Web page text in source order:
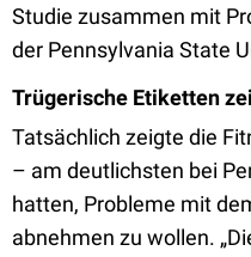
Studie zusammen mit
der Pennsylvania State
Trügerische Etiketten
Tatsächlich zeigte die
– am deutlichsten bei
hatten, Probleme mit
abnehmen zu wollen.